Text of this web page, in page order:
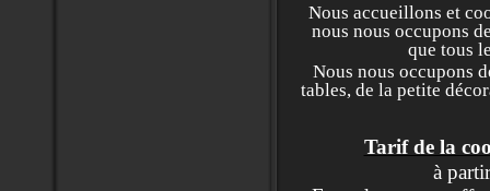
Nous accueillons et
nous nous occupons
que tous
Nous nous occupons
tables, de la petite
Tarif de la
à